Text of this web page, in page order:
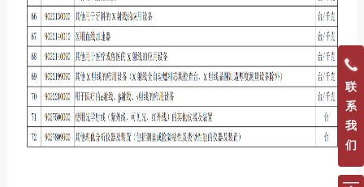
联
系
我
们